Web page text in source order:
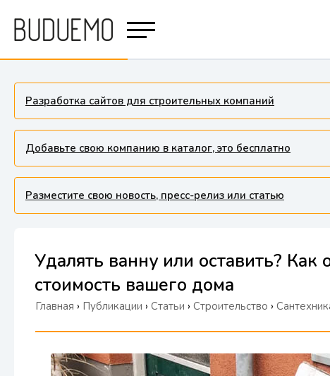
Разработка сайтов для строительных компаний
Добавьте свою компанию в каталог, это бесплатно
Разместите свою новость, пресс-релиз или статью
Удалять ванну или оставить?
стоимость вашего дома
Главная › Публикации › Статьи › Строительство ›